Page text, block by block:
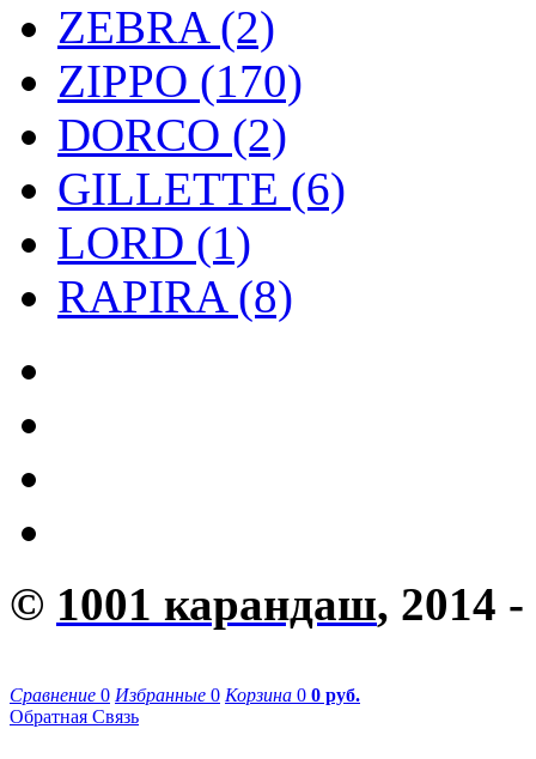
ZEBRA (2)
ZIPPO (170)
DORCO (2)
GILLETTE (6)
LORD (1)
RAPIRA (8)
© 1001 карандаш, 2014 -
Сравнение 0 Избранные 0 Корзина 0 0 руб.
Обратная Связь